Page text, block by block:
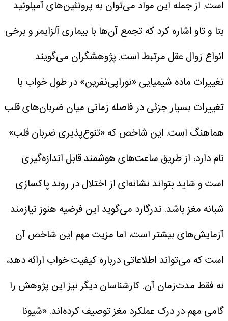
است. از جمله این مواد می‌توان به پروتئین‌های آمیلوئید
بتا و تاو اشاره کرد که تجمع آن‌ها با بیماری آلزایمر و برخی
انواع زوال عقل مرتبط است. پژوهشگران می‌گویند
تغییرات ماده شیمیایی «نوراپی‌نفرین» در طول خواب با
تغییرات بسیار جزئی در فاصله زمانی میان ضربان‌های قلب
هماهنگ است. این شاخص که «تنوع‌پذیری ضربان قلب»
نام دارد، از طریق ساعت‌های هوشمند قابل اندازه‌گیری
است و شاید بتواند نشانه‌ای از اختلال در روند پاکسازی
شبانه مغز باشد. ندرگارد می‌گوید این فرضیه هنوز نیازمند
آزمایش‌های بیشتر است، اما مزیت مهم این شاخص آن
است که می‌تواند اطلاعاتی درباره کیفیت خواب ارائه دهد،
نه فقط مدت‌زمان آن.کارشناسان دیگر نیز این پژوهش را
گامی مهم در درک عملکرد مغز توصیف کرده‌اند. «شیونا